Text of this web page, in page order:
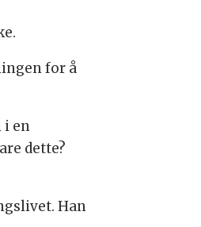
for å
i en
dette?
Han